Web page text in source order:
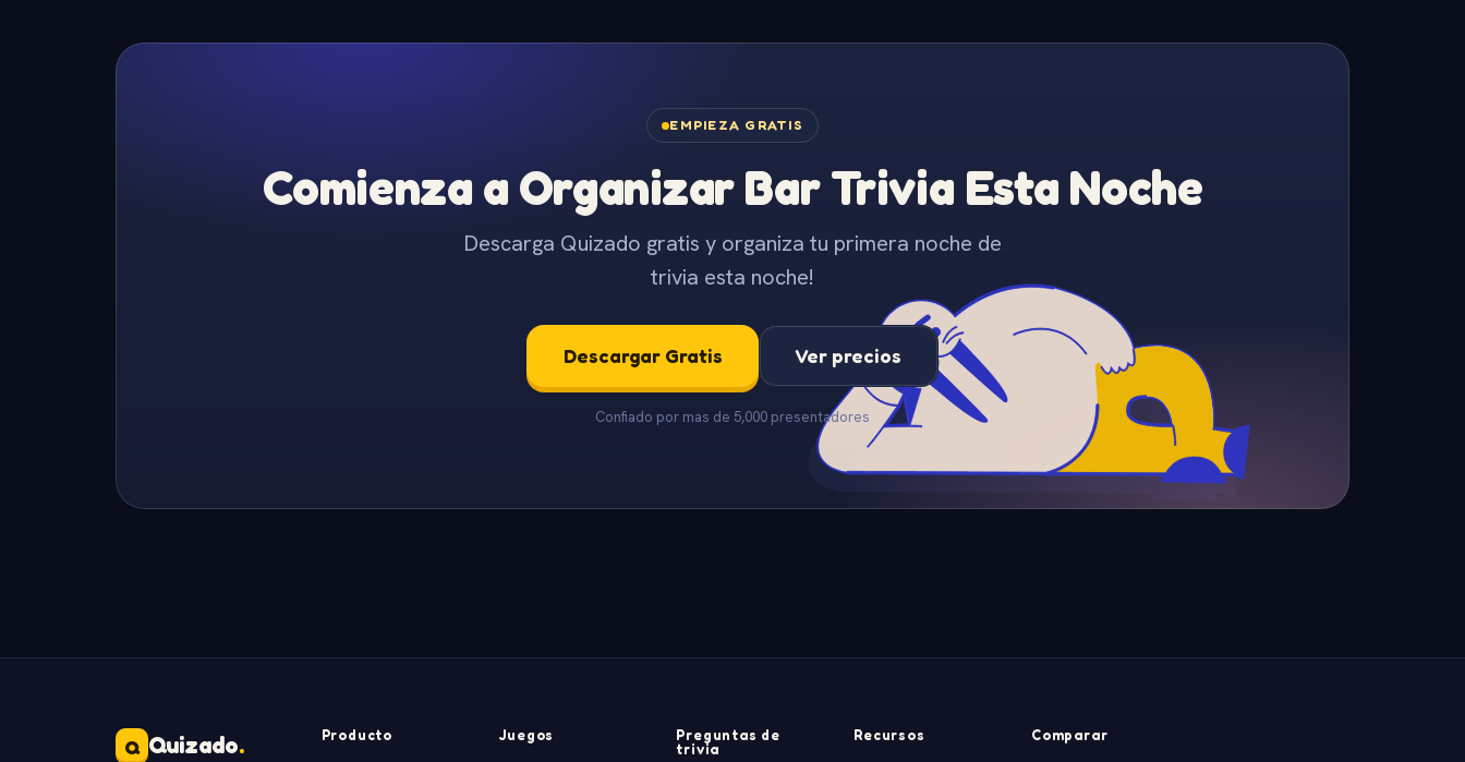
EMPIEZA GRATIS
Comienza a Organizar Bar Trivia Esta Noche
Descarga Quizado gratis y organiza tu primera noche de
trivia esta noche!
Descargar Gratis Ver precios
Confiado por mas de 5,000 presentadores
Q Quizado. Producto Juegos
Preguntas de
trivia
Recursos Comparar